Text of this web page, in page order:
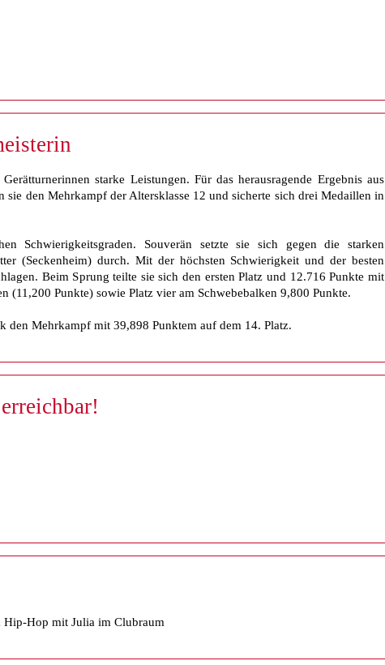
starke Leistungen. Für das herausragende Ergebnis aus
den Mehrkampf der Altersklasse 12 und sicherte sich drei Medaillen in
Schwierigkeitsgraden. Souverän setzte sie sich gegen die starken
(Seckenheim) durch. Mit der höchsten Schwierigkeit und der besten
Beim Sprung teilte sie sich den ersten Platz und 12.716 Punkte mit
Punkte) sowie Platz vier am Schwebebalken 9,800 Punkte.
den Mehrkampf mit 39,898 Punktem auf dem 14. Platz.
Hip-Hop mit Julia im Clubraum